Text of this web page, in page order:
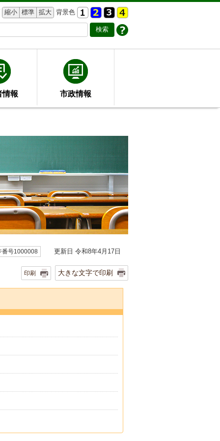
縮小 標準 拡大 背景色
情報 市政情報
番号1000008 更新日 令和8年4月17日
印刷 大きな文字で印刷